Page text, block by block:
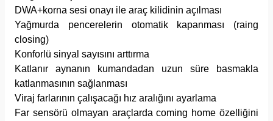
DWA+korna sesi onayı ile araç kilidinin açılması
Yağmurda pencerelerin otomatik kapanması (raing
closing)
Konforlü sinyal sayısını arttırma
Katlanır aynanın kumandadan uzun süre basmakla
katlanmasının sağlanması
Viraj farlarının çalışacağı hız aralığını ayarlama
Far sensörü olmayan araçlarda coming home özelliğini